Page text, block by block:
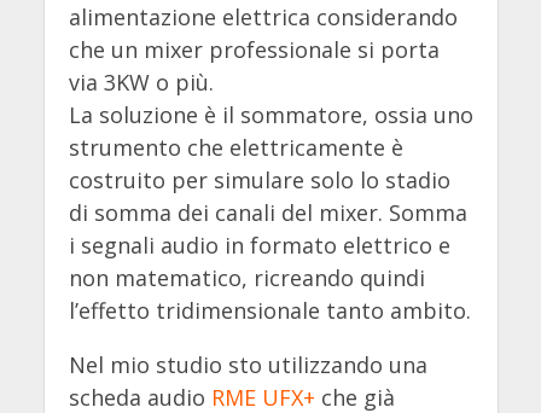
alimentazione elettrica considerando
che un mixer professionale si porta
via 3KW o più.
La soluzione è il sommatore, ossia uno
strumento che elettricamente è
costruito per simulare solo lo stadio
di somma dei canali del mixer. Somma
i segnali audio in formato elettrico e
non matematico, ricreando quindi
l’effetto tridimensionale tanto ambito.
Nel mio studio sto utilizzando una
scheda audio RME UFX+ che già